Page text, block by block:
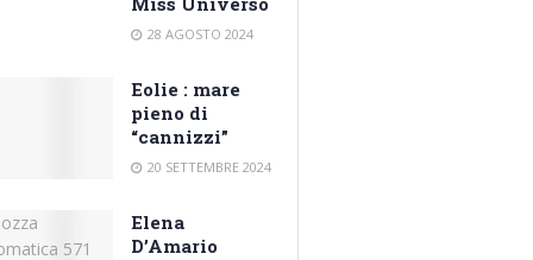
28 AGOSTO 2024
Eolie : mare
pieno di
“cannizzi”
20 SETTEMBRE 2024
Elena
D’Amario